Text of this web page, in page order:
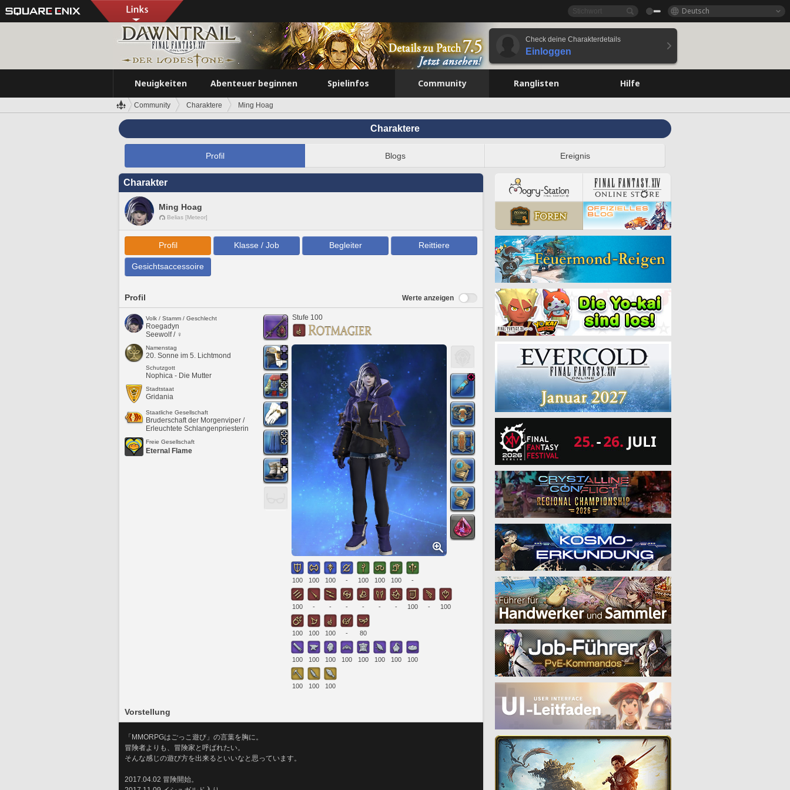
Deutsch
Check deine Charakterdetails
Einloggen
Neuigkeiten Abenteuer beginnen Spielinfos Community Ranglisten Hilfe
Community Charaktere Ming Hoag
Charaktere
Profil Blogs Ereignis
Charakter
Ming Hoag
Belias [Meteor]
Profil Klasse / Job Begleiter Reittiere
Gesichtsaccessoire
Profil Werte anzeigen
Volk / Stamm / Geschlecht
Roegadyn
Seewolf / ♀
Namenstag
20. Sonne im 5. Lichtmond
Schutzgott
Nophica - Die Mutter
Stadtstaat
Gridania
Staatliche Gesellschaft
Bruderschaft der Morgenviper /
Erleuchtete Schlangenpriesterin
Freie Gesellschaft
Eternal Flame
Stufe 100
100 100 100 - 100 100 100 -
100 - - - - - - 100 - 100
100 100 100 - 80
100 100 100 100 100 100 100 100
100 100 100
Vorstellung
「MMORPGはごっこ遊び」の言葉を胸に。
冒険者よりも、冒険家と呼ばれたい。
そんな感じの遊び方を出来るといいなと思っています。
2017.04.02 冒険開始。